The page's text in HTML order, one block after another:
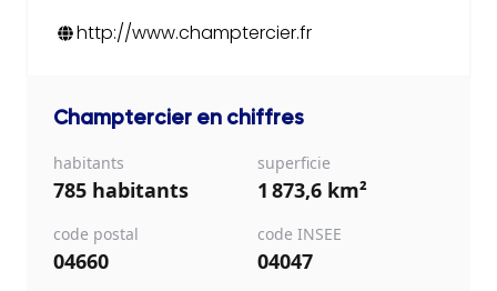
http://www.champtercier.fr
Champtercier en chiffres
habitants
785 habitants
superficie
1 873,6 km²
code postal
04660
code INSEE
04047